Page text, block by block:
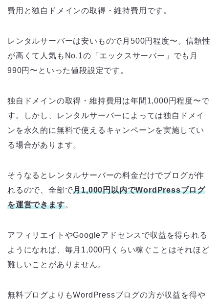
費用と独自ドメインの取得・維持費用です。
レンタルサーバーは安いもので月500円程度〜。信頼性
が高くて人気もNo.1の「エックスサーバー」でも月
990円〜といった値段設定です。
独自ドメインの取得・維持費用は年間1,000円程度〜で
す。しかし、レンタルサーバーによっては独自ドメイ
ンを永久的に無料で使えるキャンペーンを実施してい
る場合があります。
そうなるとレンタルサーバーの料金だけでブログが作
れるので、全部で月1,000円以内でWordPressブログ
を運営できます。
アフィリエイトやGoogleアドセンスで収益を得られる
ようになれば、毎月1,000円くらい稼ぐことはそれほど
難しいことがありません。
無料ブログよりもWordPressブログの方が収益を得や